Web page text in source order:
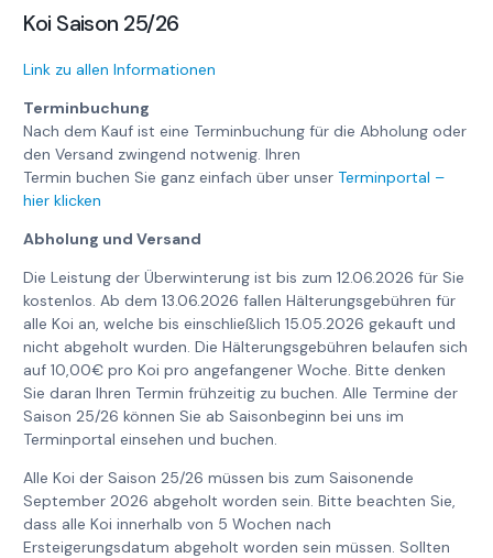
Koi Saison 25/26
Link zu allen Informationen
Terminbuchung
Nach dem Kauf ist eine Terminbuchung für die Abholung oder
den Versand zwingend notwenig. Ihren
Termin buchen Sie ganz einfach über unserTerminportal –
hier klicken
Abholung und Versand
Die Leistung der Überwinterung ist bis zum 12.06.2026 für Sie
kostenlos. Ab dem 13.06.2026 fallen Hälterungsgebühren für
alle Koi an, welche bis einschließlich 15.05.2026 gekauft und
nicht abgeholt wurden. Die Hälterungsgebühren belaufen sich
auf 10,00€ pro Koi pro angefangener Woche. Bitte denken
Sie daran Ihren Termin frühzeitig zu buchen. Alle Termine der
Saison 25/26 können Sie ab Saisonbeginn bei uns im
Terminportal einsehen und buchen.
Alle Koi der Saison 25/26 müssen bis zum Saisonende
September 2026 abgeholt worden sein. Bitte beachten Sie,
dass alle Koi innerhalb von 5 Wochen nach
Ersteigerungsdatum abgeholt worden sein müssen. Sollten